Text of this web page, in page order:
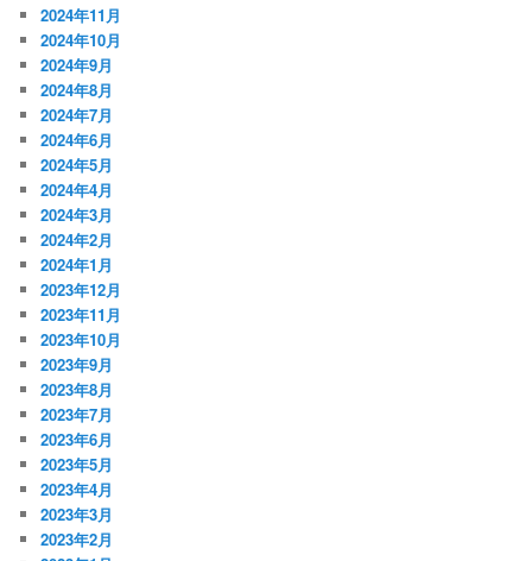
2024年11月
2024年10月
2024年9月
2024年8月
2024年7月
2024年6月
2024年5月
2024年4月
2024年3月
2024年2月
2024年1月
2023年12月
2023年11月
2023年10月
2023年9月
2023年8月
2023年7月
2023年6月
2023年5月
2023年4月
2023年3月
2023年2月